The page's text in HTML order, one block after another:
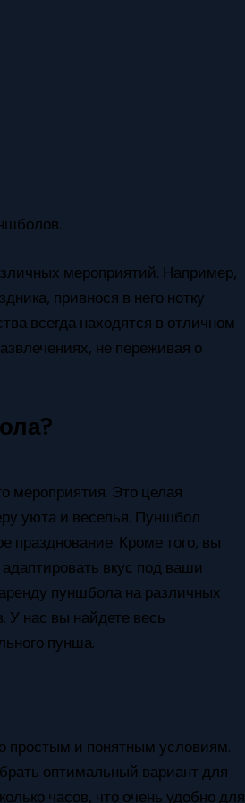
мероприятий. Например,
привнося в него нотку
всегда находятся в отличном
не переживая о
мероприятия. Это целая
уюта и веселья. Пуншбол
Кроме того, вы
вкус под ваши
пуншбола на различных
У нас вы найдете весь
пунша.
простым и понятным условиям.
оптимальный вариант для
часов, что очень удобно для